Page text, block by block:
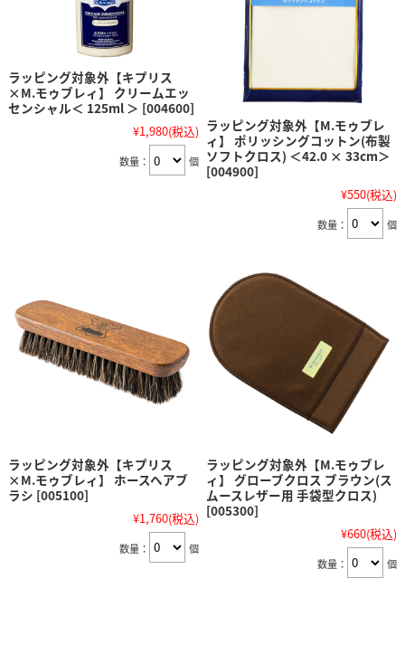
ラッピング対象外【キプリス
×M.モゥブレィ】 クリームエッ
センシャル＜ 125ml ＞ [004600]
¥1,980(税込)
数量： 個
ラッピング対象外【M.モゥブレ
ィ】 ポリッシングコットン(布製
ソフトクロス) ＜42.0 × 33cm＞
[004900]
¥550(税込)
数量： 個
ラッピング対象外【キプリス
×M.モゥブレィ】 ホースヘアブ
ラシ [005100]
¥1,760(税込)
数量： 個
ラッピング対象外【M.モゥブレ
ィ】 グローブクロス ブラウン(ス
ムースレザー用 手袋型クロス)
[005300]
¥660(税込)
数量： 個